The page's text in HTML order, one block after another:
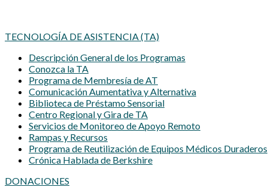
TECNOLOGÍA DE ASISTENCIA (TA)
Descripción General de los Programas
Conozca la TA
Programa de Membresía de AT
Comunicación Aumentativa y Alternativa
Biblioteca de Préstamo Sensorial
Centro Regional y Gira de TA
Servicios de Monitoreo de Apoyo Remoto
Rampas y Recursos
Programa de Reutilización de Equipos Médicos Duraderos
Crónica Hablada de Berkshire
DONACIONES